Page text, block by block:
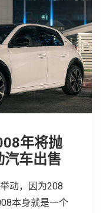
年将抛
汽车出售
动，因为208
本身就是一个